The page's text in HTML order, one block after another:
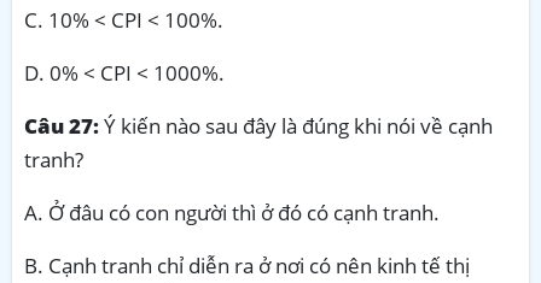
C. 10% < CPI < 100%.
D. 0% < CPI < 1000%.
Câu 27:Ý kiến nào sau đây là đúng khi nói về cạnh
tranh?
A. Ở đâu có con người thì ở đó có cạnh tranh.
B. Cạnh tranh chỉ diễn ra ở nơi có nên kinh tế thị